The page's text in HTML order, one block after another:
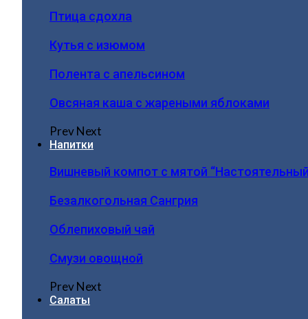
Птица сдохла
Кутья с изюмом
Полента с апельсином
Овсяная каша с жареными яблоками
PrevNext
Напитки
Вишневый компот с мятой
Безалкогольная Сангрия
Облепиховый чай
Смузи овощной
PrevNext
Салаты